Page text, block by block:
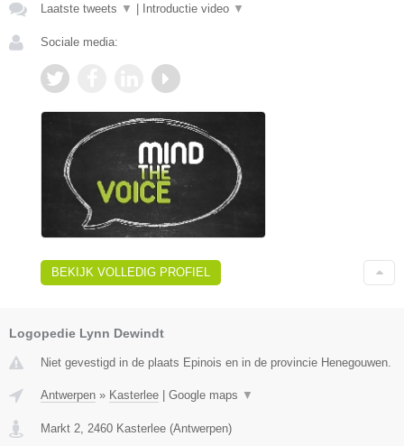
Laatste tweets ▼ Introductie video ▼
Sociale media:
BEKIJK VOLLEDIG PROFIEL
Logopedie Lynn Dewindt
Niet gevestigd in de plaats Epinois en in de provincie Henegouwen.
Antwerpen » Kasterlee Google maps ▼
Markt 2 2460 Kasterlee (Antwerpen)